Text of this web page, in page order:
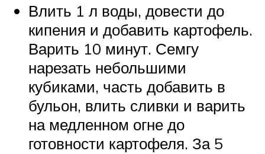
Влить 1 л воды, довести до
кипения и добавить картофель.
Варить 10 минут. Семгу
нарезать небольшими
кубиками, часть добавить в
бульон, влить сливки и варить
на медленном огне до
готовности картофеля. За 5